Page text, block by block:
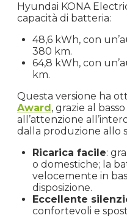
Hyundai KONA
capacità di batteria:
48,6 kWh, con
380 km.
64,8 kWh, con
km.
Questa versione ha
Award , grazie al
all’attenzione
dalla produzione allo
Ricarica facile:
o domestiche; la
velocemente in
disposizione.
Eccellente
confortevoli e